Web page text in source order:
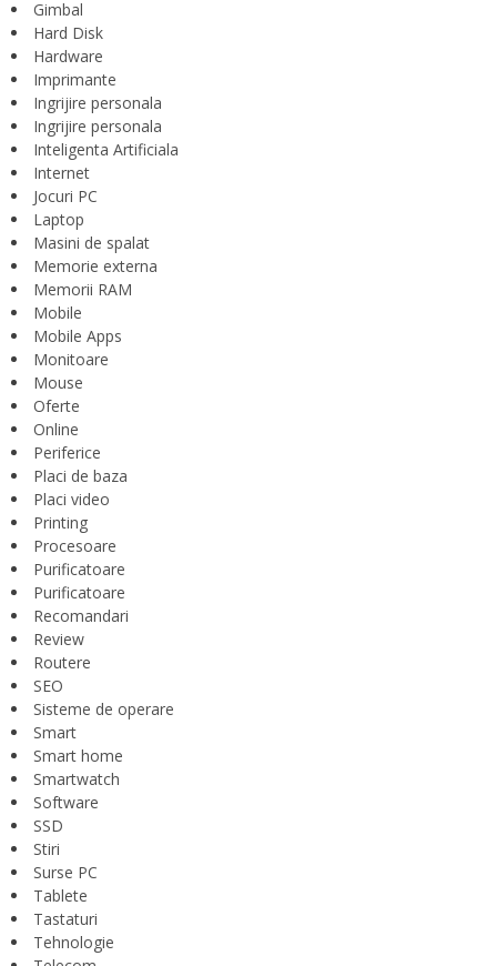
Gimbal
Hard Disk
Hardware
Imprimante
Ingrijire personala
Ingrijire personala
Inteligenta Artificiala
Internet
Jocuri PC
Laptop
Masini de spalat
Memorie externa
Memorii RAM
Mobile
Mobile Apps
Monitoare
Mouse
Oferte
Online
Periferice
Placi de baza
Placi video
Printing
Procesoare
Purificatoare
Purificatoare
Recomandari
Review
Routere
SEO
Sisteme de operare
Smart
Smart home
Smartwatch
Software
SSD
Stiri
Surse PC
Tablete
Tastaturi
Tehnologie